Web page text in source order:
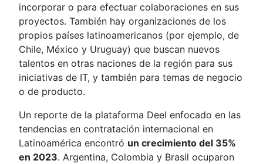
incorporar o para efectuar colaboraciones en sus
proyectos. También hay organizaciones de los
propios países latinoamericanos (por ejemplo, de
Chile, México y Uruguay) que buscan nuevos
talentos en otras naciones de la región para sus
iniciativas de IT, y también para temas de negocio
o de producto.
Un reporte de la plataforma Deel enfocado en las
tendencias en contratación internacional en
Latinoamérica encontró un crecimiento del 35%
en 2023. Argentina, Colombia y Brasil ocuparon